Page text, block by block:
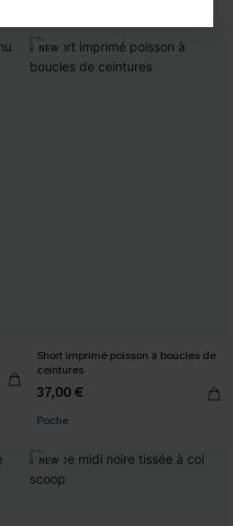
NEW
Short imprimé poisson à boucles de
ceintures
37,00 €
Poche
NEW